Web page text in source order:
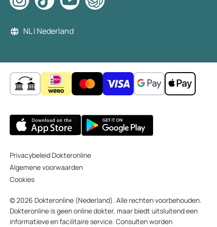
NL | Nederland
Privacybeleid Dokteronline
Algemene voorwaarden
Cookies
© 2026 Dokteronline (Nederland). Alle rechten voorbehouden.
Dokteronline is geen online dokter, maar biedt uitsluitend een
informatieve en facilitaire service. Consulten worden